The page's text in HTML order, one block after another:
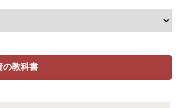
の教科書